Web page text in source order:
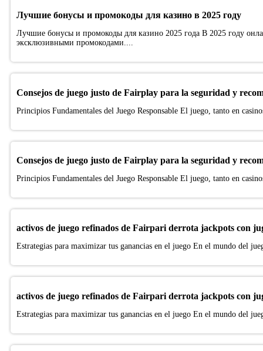
Лучшие бонусы и промокоды для казино в 2025 году
Лучшие бонусы и промокоды для казино 2025 года В 2025 году
эксклюзивными промокодами....
Consejos de juego justo de Fairplay para la seguridad y
Principios Fundamentales del Juego Responsable El juego, tanto en
Consejos de juego justo de Fairplay para la seguridad y
Principios Fundamentales del Juego Responsable El juego, tanto en
activos de juego refinados de Fairpari derrota jackpots con
Estrategias para maximizar tus ganancias en el juego En el mundo del
activos de juego refinados de Fairpari derrota jackpots con
Estrategias para maximizar tus ganancias en el juego En el mundo del